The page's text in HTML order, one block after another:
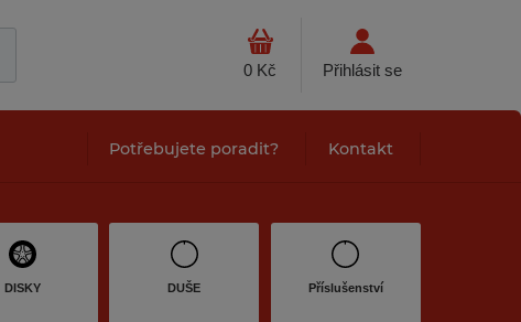
0 Kč Přihlásit se
Potřebujete poradit? Kontakt
DISKY DUŠE Příslušenství